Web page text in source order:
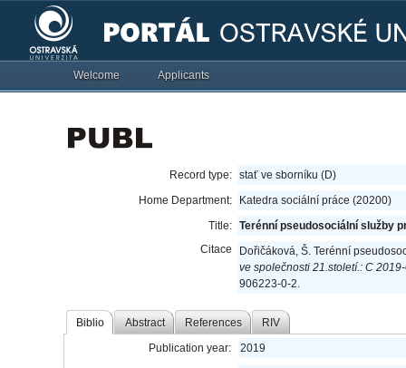
Welcome Applicants
Record type: stať ve sborníku (D)
Home Department:
Katedra sociální práce (20200)
Title: Terénní pseudosociální služby
Citace
Dořičáková, Š. Terénní
ve společnosti 21.století.: C
906223-0-2.
Biblio Abstract References RIV
Publication year: 2019